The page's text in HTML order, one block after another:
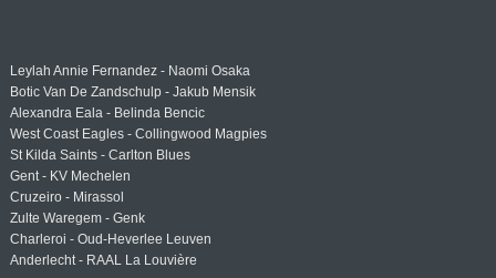
Leylah Annie Fernandez - Naomi Osaka
Botic Van De Zandschulp - Jakub Mensik
Alexandra Eala - Belinda Bencic
West Coast Eagles - Collingwood Magpies
St Kilda Saints - Carlton Blues
Gent - KV Mechelen
Cruzeiro - Mirassol
Zulte Waregem - Genk
Charleroi - Oud-Heverlee Leuven
Anderlecht - RAAL La Louvière